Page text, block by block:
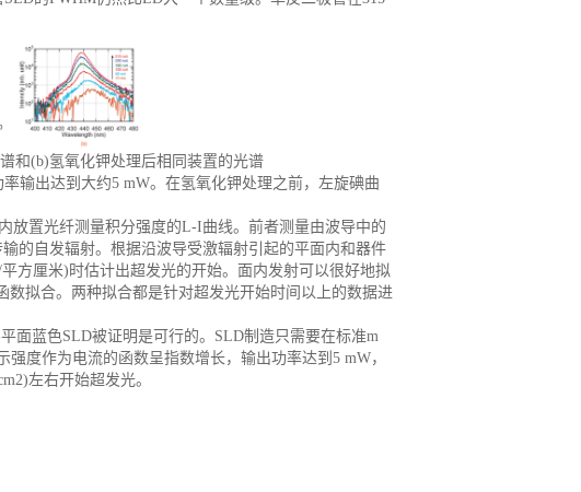
和(b)氢氧化钾处理后相同装置的光谱
输出达到大约5 mW。在氢氧化钾处理之前，左旋碘曲
放置光纤测量积分强度的L-I曲线。前者测量由波导中的
的自发辐射。根据沿波导受激辐射引起的平面内和器件
方厘米)时估计出超发光的开始。面内发射可以很好地拟
数拟合。两种拟合都是针对超发光开始时间以上的数据进
面蓝色SLD被证明是可行的。SLD制造只需要在标准m
度作为电流的函数呈指数增长，输出功率达到5 mW，
左右开始超发光。